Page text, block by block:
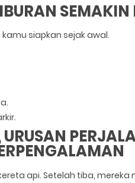
siapkan sejak awal.
api. Setelah tiba,